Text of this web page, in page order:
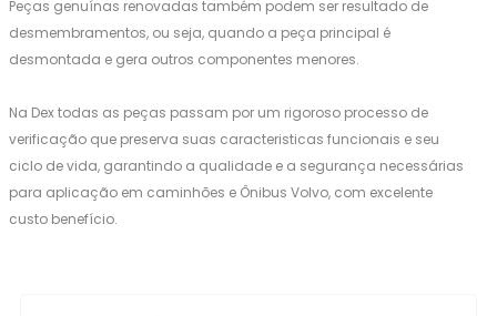
Peças genuínas renovadas também podem ser resultado de
desmembramentos, ou seja, quando a peça principal é
desmontada e gera outros componentes menores.
Na Dex todas as peças passam por um rigoroso processo de
verificação que preserva suas caracteristicas funcionais e seu
ciclo de vida, garantindo a qualidade e a segurança necessárias
para aplicação em caminhões e Ônibus Volvo, com excelente
custo benefício.